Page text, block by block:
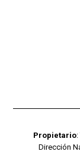
Propietario
Dirección